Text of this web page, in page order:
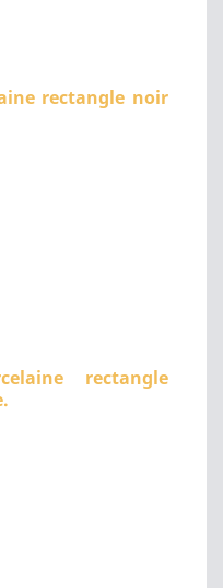
rectangle noir
rectangle